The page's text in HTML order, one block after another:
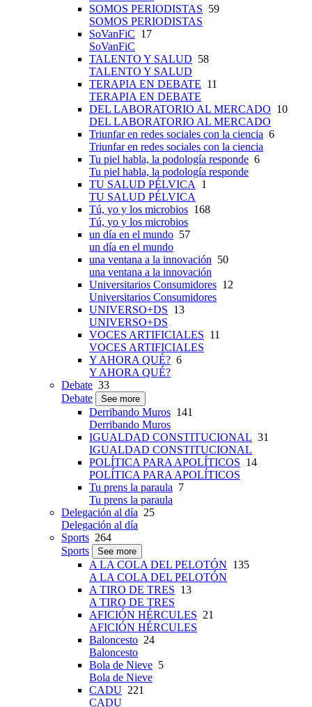
SOMOS PERIODISTAS 59
SOMOS PERIODISTAS
SoVanFiC 17
SoVanFiC
TALENTO Y SALUD 58
TALENTO Y SALUD
TERAPIA EN DEBATE 11
TERAPIA EN DEBATE
DEL LABORATORIO AL MERCADO 10
DEL LABORATORIO AL MERCADO
Triunfar en redes sociales con la ciencia 6
Triunfar en redes sociales con la ciencia
Tu piel habla, la podología responde 6
Tu piel habla, la podología responde
TU SALUD PÉLVICA
1
TU SALUD PÉLVICA
Tú, yo y los microbios 168
Tú, yo y los microbios
un día en el mundo 57
un día en el mundo
una ventana a la innovación 50
una ventana a la innovación
Universitarios Consumidores 12
Universitarios Consumidores
UNIVERSO+DS 13
UNIVERSO+DS
VOCES ARTIFICIALES 11
VOCES ARTIFICIALES
Y AHORA QUÉ? 6
Y AHORA QUÉ?
Debate 33
Debate
See more
Derribando Muros 141
Derribando Muros
IGUALDAD CONSTITUCIONAL 31
IGUALDAD CONSTITUCIONAL
POLÍTICA PARA APOLÍTICOS 14
POLÍTICA PARA APOLÍTICOS
Tu prens la paraula 7
Tu prens la paraula
Delegación al día 25
Delegación al día
Sports 264
Sports
See more
A LA COLA DEL PELOTÓN 135
A LA COLA DEL PELOTÓN
A TIRO DE TRES 13
A TIRO DE TRES
AFICIÓN HÉRCULES 21
AFICIÓN HÉRCULES
Baloncesto 24
Baloncesto
Bola de Nieve 5
Bola de Nieve
CADU 221
CADU